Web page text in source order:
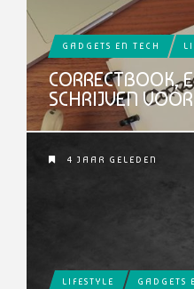
GADGETS EN TECH
CORRECTBOOK,
SCHRIJVEN
4 JAAR GELEDEN
LIFESTYLE GADGETS